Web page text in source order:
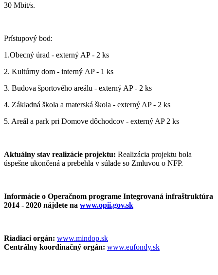
30 Mbit/s.
Prístupový bod:
1.Obecný úrad - externý AP - 2 ks
2. Kultúrny dom - interný AP - 1 ks
3. Budova športového areálu - externý AP - 2 ks
4. Základná škola a materská škola - externý AP - 2 ks
5. Areál a park pri Domove dôchodcov - externý AP 2 ks
Aktuálny stav realizácie projektu: Realizácia projektu bola
úspešne ukončená a prebehla v súlade so Zmluvou o NFP.
Informácie o Operačnom programe Integrovaná infraštruktúra
2014 - 2020 nájdete na www.opii.gov.sk
Riadiaci orgán: www.mindop.sk
Centrálny koordinačný orgán: www.eufondy.sk